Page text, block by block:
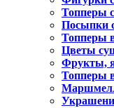
Топперы
Посыпки
Топперы
Цветы
Фрукты,
Топперы